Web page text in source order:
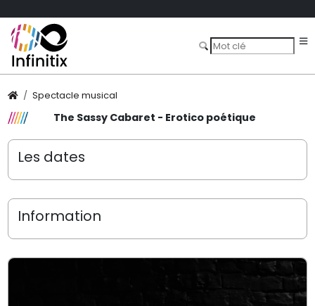
Spectacle musical
The Sassy Cabaret - Erotico poétique
Les dates
Information